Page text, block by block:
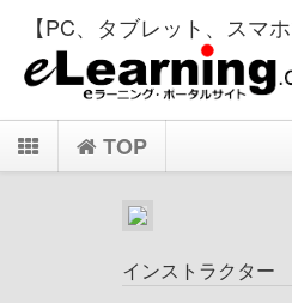
【PC、タブレット、スマ
TOP
インストラクター